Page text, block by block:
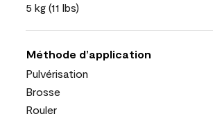
5 kg (11 lbs)
Méthode d’application
Pulvérisation
Brosse
Rouler